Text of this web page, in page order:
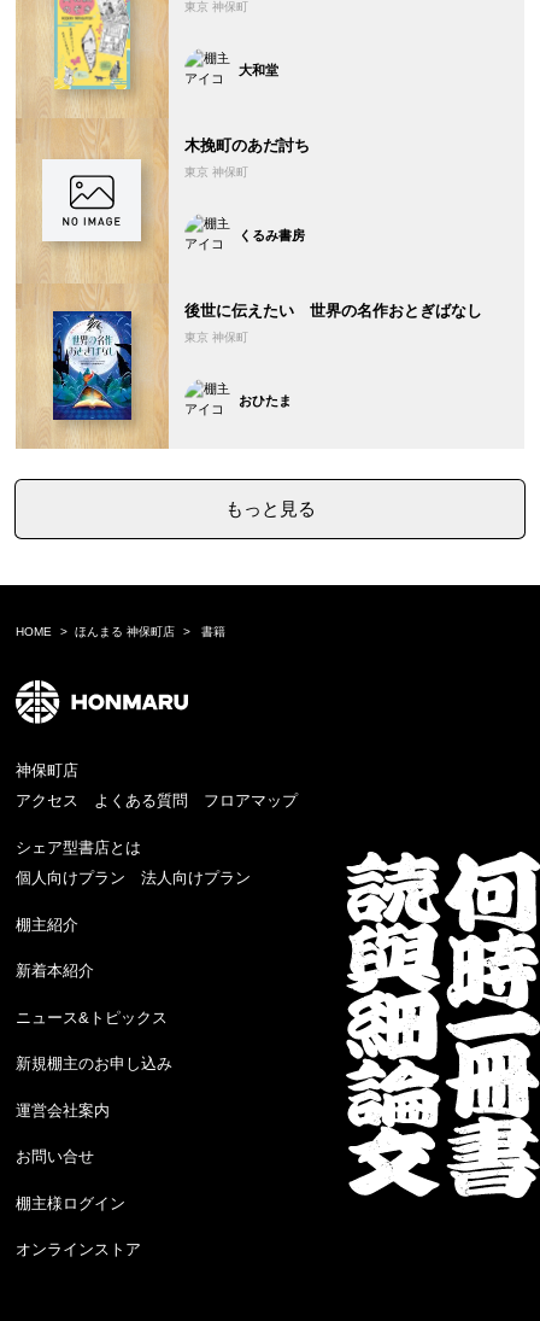
東京 神保町
大和堂
木挽町のあだ討ち
東京 神保町
くるみ書房
後世に伝えたい 世界の名作おとぎばなし
東京 神保町
おひたま
もっと見る
HOME ほんまる 神保町店 書籍
神保町店
アクセス
よくある質問 フロアマップ
シェア型書店とは
個人向けプラン
法人向けプラン
棚主紹介
新着本紹介
ニュース&トピックス
新規棚主のお申し込み
運営会社案内
お問い合せ
棚主様ログイン
オンラインストア